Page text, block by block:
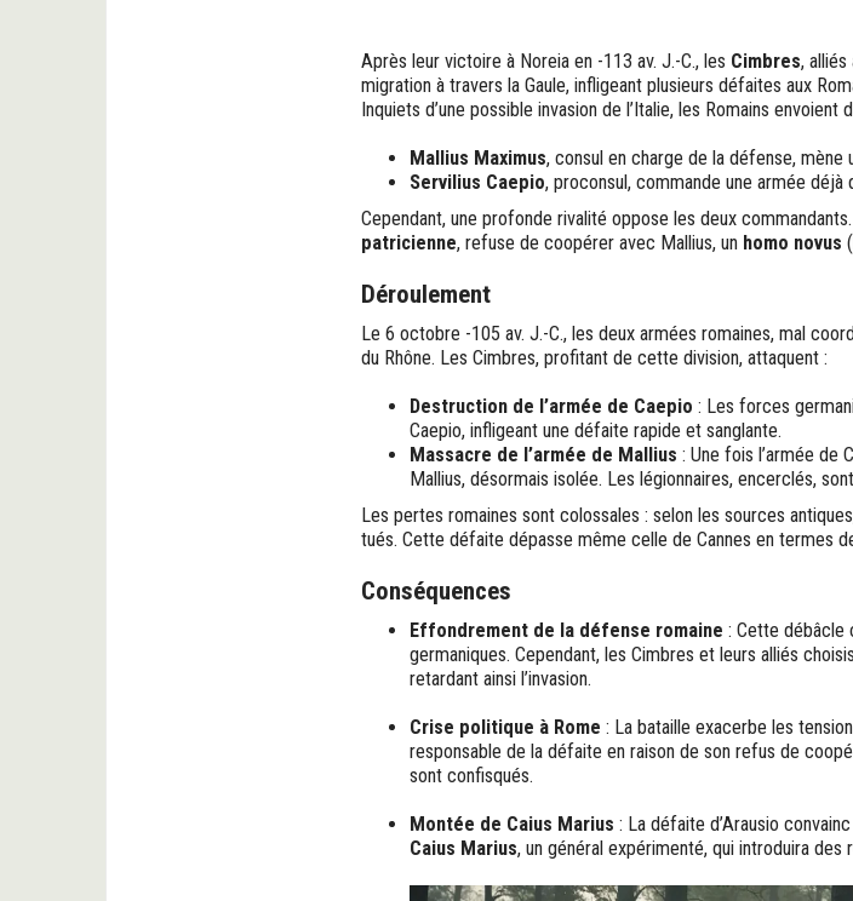
Après leur victoire à Noreia en -113 av. J.-C., les Cimbres, alliés
migration à travers la Gaule, infligeant plusieurs défaites aux
Inquiets d’une possible invasion de l’Italie, les Romains
Mallius Maximus, consul en charge de la défense, mène
Servilius Caepio, proconsul, commande une armée déjà
Cependant, une profonde rivalité oppose les deux
patricienne, refuse de coopérer avec Mallius, un homo novus
Déroulement
Le 6 octobre -105 av. J.-C., les deux armées romaines, mal
du Rhône. Les Cimbres, profitant de cette division, attaquent :
Destruction de l’armée de Caepio : Les forces
Caepio, infligeant une défaite rapide et sanglante.
Massacre de l’armée de Mallius : Une fois l’armée de
Mallius, désormais isolée. Les légionnaires, encerclés,
Les pertes romaines sont colossales : selon les sources
tués. Cette défaite dépasse même celle de Cannes en termes
Conséquences
Effondrement de la défense romaine : Cette débâcle
germaniques. Cependant, les Cimbres et leurs alliés
retardant ainsi l’invasion.
Crise politique à Rome : La bataille exacerbe les
responsable de la défaite en raison de son refus de
sont confisqués.
Montée de Caius Marius : La défaite d’Arausio
Caius Marius, un général expérimenté, qui introduira des